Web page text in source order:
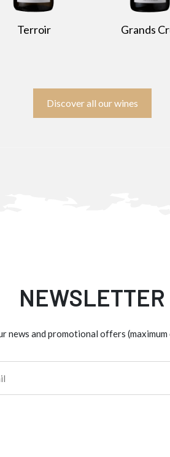
Terroir Grands
Discover all our wines
NEWSLETTER
news and promotional offers (maximum